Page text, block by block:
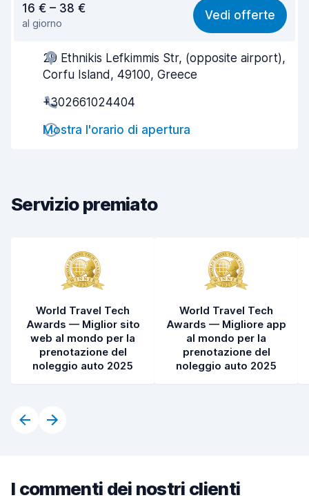
Facile da trovare 8,2
Gentilezza degli agenti 8,5
16 € – 38 €
al giorno
Vedi offerte
29 Ethnikis Lefkimmis Str, (opposite airport),
Corfu Island, 49100, Greece
+302661024404
Mostra l'orario di apertura
Servizio premiato
World Travel Tech
Awards — Miglior sito
web al mondo per la
prenotazione del
noleggio auto 2025
World Travel Tech
Awards — Migliore app
al mondo per la
prenotazione del
noleggio auto 2025
I commenti dei nostri clienti